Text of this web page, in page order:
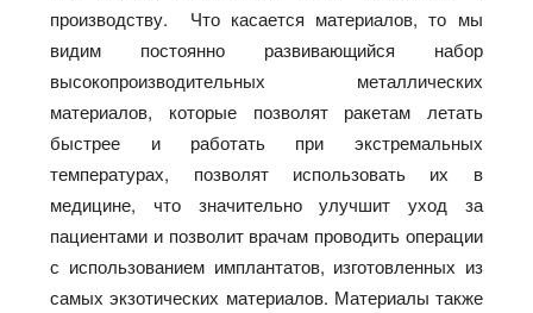
производству. Что касается материалов, то мы
видим постоянно развивающийся набор
высокопроизводительных металлических
материалов, которые позволят ракетам летать
быстрее и работать при экстремальных
температурах, позволят использовать их в
медицине, что значительно улучшит уход за
пациентами и позволит врачам проводить операции
с использованием имплантатов, изготовленных из
самых экзотических материалов. Материалы также